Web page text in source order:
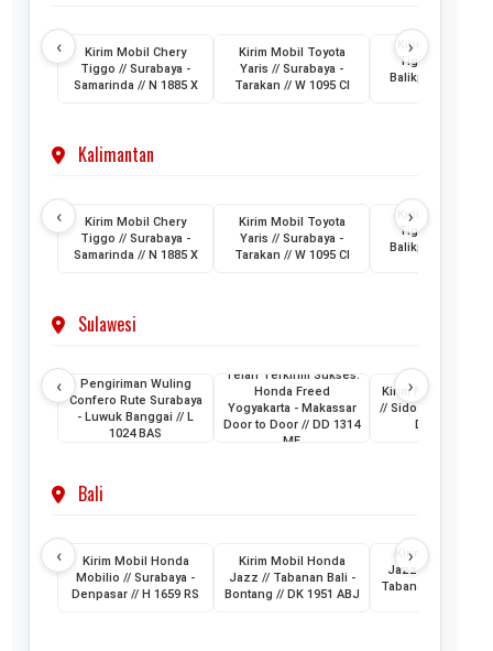
‹
Kirim Mobil Chery
Tiggo // Surabaya -
Samarinda // N 1885 X
Kirim Mobil Toyota
Yaris // Surabaya -
Tarakan // W 1095 CI
Kirim Mobil
Tiggo // Jakarta
Balikpapan // D
›
Kalimantan
‹
Kirim Mobil Chery
Tiggo // Surabaya -
Samarinda // N 1885 X
Kirim Mobil Toyota
Yaris // Surabaya -
Tarakan // W 1095 CI
Kirim Mobil
Tiggo // Jakarta
Balikpapan // D
›
Sulawesi
‹
Pengiriman Wuling
Confero Rute Surabaya
- Luwuk Banggai // L
1024 BAS
Telah Terkirim Sukses:
Honda Freed
Yogyakarta - Makassar
Door to Door // DD 1314
ME
Kirim Mobil Honda
// Sidoarjo -
DH 1024 KB
›
Bali
‹
Kirim Mobil Honda
Mobilio // Surabaya -
Denpasar // H 1659 RS
Kirim Mobil Honda
Jazz // Tabanan Bali -
Bontang // DK 1951 ABJ
Kirim Mobil
Jazz //
Tabanan Bali // DK
›